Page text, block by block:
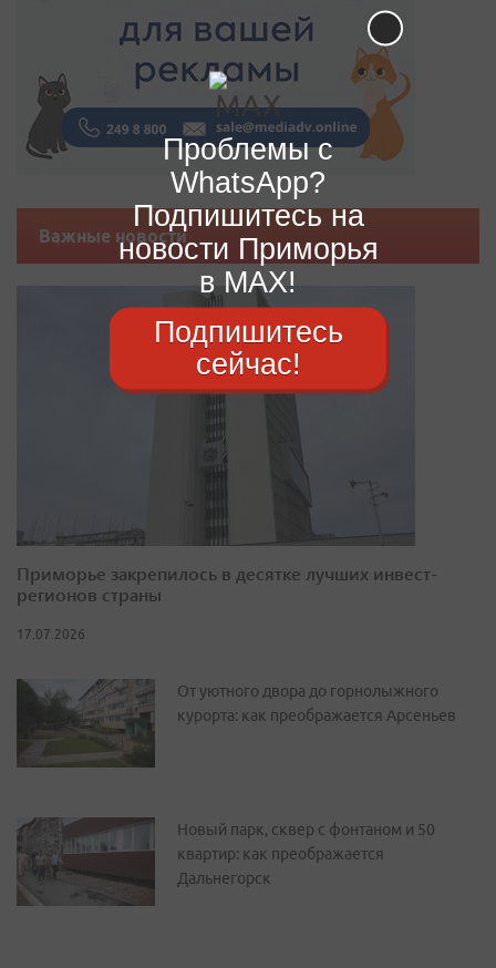
Важные новости
Приморье закрепилось в десятке лучших инвест-
регионов страны
17.07.2026
От уютного двора до горнолыжного
курорта: как преображается Арсеньев
Новый парк, сквер с фонтаном и 50
квартир: как преображается
Дальнегорск
Проблемы с
WhatsApp?
Подпишитесь на
новости Приморья
в MAX!
Подпишитесь
сейчас!